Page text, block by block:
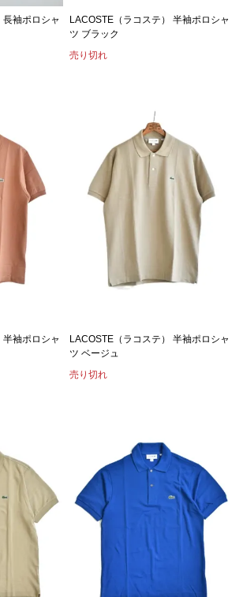
袖ポロシャ
LACOSTE（ラコステ） 半袖ポロシャ
ツ ブラック
売り切れ
袖ポロシャ
LACOSTE（ラコステ） 半袖ポロシャ
ツ ベージュ
売り切れ